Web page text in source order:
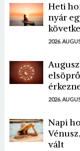
Heti
nyár
2026.
2026.
Napi
vált